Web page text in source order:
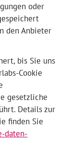
oder
den Anbieter
bis Sie uns
Cookie
gesetzliche
Details zur
finden Sie
daten-